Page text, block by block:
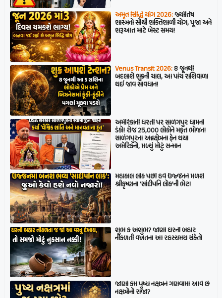
અમૃત સિદ્ધિ યોગ 2026:જ્યોતિષ
શાસ્ત્રનો સૌથી શક્તિશાળી યોગ, પૂજા અને
શરૂઆત માટે બેસ્ટ સમય!
Venus Transit 2026:8 જૂનથી
બદલાશે શુક્રની ચાલ, આ પાંચ રાશિવાળા
થઈ જાવ સાવધાન!
અમેરિકાની ધરતી પર સાળંગપુર ધામનો
ડંકો! રોજ 25,000 લોકોને મફત ભોજન!
સાળંગપુરના અન્નક્ષેત્રના ફેન થયા
અમેરિકનો, મળ્યું મોટું સન્માન
મહાકાલ લોક પછી હવે ઉજ્જૈનને મળશે
શ્રીકૃષ્ણના ‘સાંદીપનિ લોક’ની ભેટ!
શુભ કે અશુભ? જાણો ઘરની બહાર
નીકળતી વખતના આ રહસ્યમય સંકેતો
જાણો કેમ પુષ્ય નક્ષત્રને ગણવામાં આવે છે
નક્ષત્રોનો રાજા?